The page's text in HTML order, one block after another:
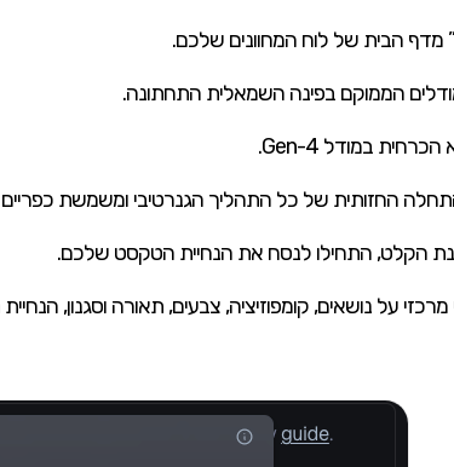
מרכזי על נושאים, קומפוזיציה, צבעים, תאורה וסגנון,